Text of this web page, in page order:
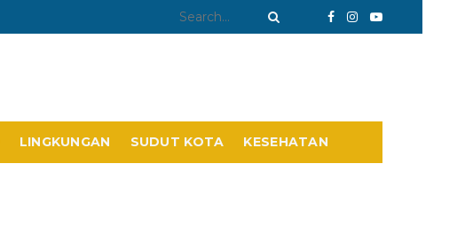
LINGKUNGAN SUDUT KOTA KESEHATAN